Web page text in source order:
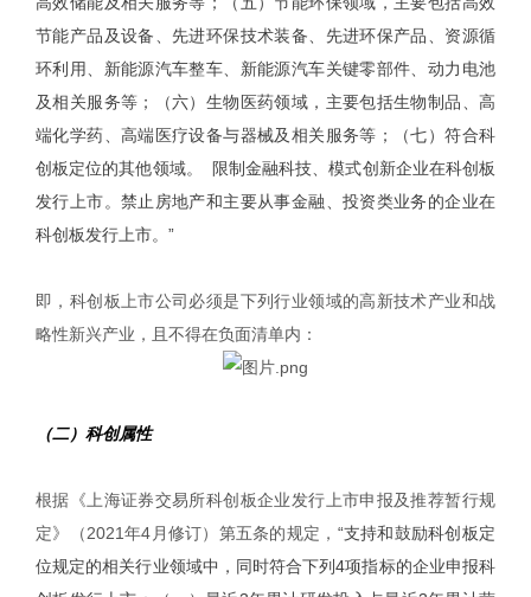
节能产品及设备、先进环保技术装备、先进环保产品、资源循
环利用、新能源汽车整车、新能源汽车关键零部件、动力电池
及相关服务等；（六）生物医药领域，主要包括生物制品、高
端化学药、高端医疗设备与器械及相关服务等；（七）符合科
创板定位的其他领域。 限制金融科技、模式创新企业在科创板
发行上市。禁止房地产和主要从事金融、投资类业务的企业在
科创板发行上市。”
即，科创板上市公司必须是下列行业领域的高新技术产业和战
略性新兴产业，且不得在负面清单内：
（二）科创属性
根据《上海证券交易所科创板企业发行上市申报及推荐暂行规
定》（2021年4月修订）第五条的规定， “支持和鼓励科创板定
位规定的相关行业领域中，同时符合下列4项指标的企业申报科